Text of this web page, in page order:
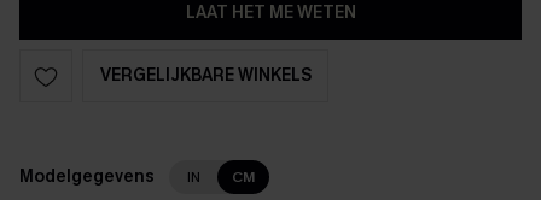
LAAT HET ME WETEN
VERGELIJKBARE WINKELS
Modelgegevens IN CM